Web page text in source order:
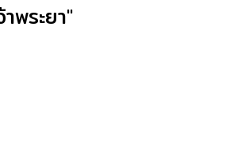
พระยา"